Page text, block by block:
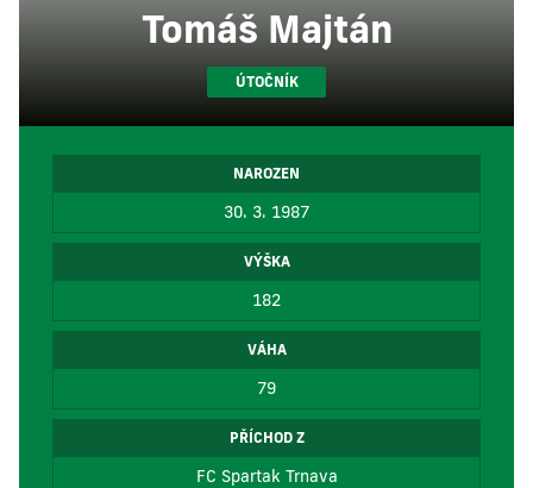
Tomáš Majtán
ÚTOČNÍK
NAROZEN
30. 3. 1987
VÝŠKA
182
VÁHA
79
PŘÍCHOD Z
FC Spartak Trnava